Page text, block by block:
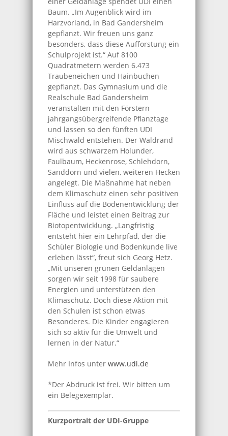
Baum. „Im Augenblick wird im
Harzvorland, in Bad Gandersheim
gepflanzt. Wir freuen uns ganz
besonders, dass diese Aufforstung ein
Schulprojekt ist.“ Auf 8100
Quadratmetern werden 6.473
Traubeneichen und Hainbuchen
gepflanzt. Das Gymnasium und die
Realschule Bad Gandersheim
veranstalten mit den Förstern
jahrgangsübergreifende Pflanztage
und lassen so den fünften UDI
Mischwald entstehen. Der Waldrand
wird aus schwarzem Holunder,
Faulbaum, Heckenrose, Schlehdorn,
Sanddorn und vielen, weiteren Hecken
angelegt. Die Maßnahme hat neben
dem Klimaschutz einen sehr positiven
Einfluss auf die Bodenentwicklung der
Fläche und leistet einen Beitrag zur
Biotopentwicklung. „Langfristig
entsteht hier ein Lehrpfad, der die
Schüler Biologie und Bodenkunde live
erleben lässt“, freut sich Georg Hetz.
„Mit unseren grünen Geldanlagen
sorgen wir seit 1998 für saubere
Energien und unterstützen den
Klimaschutz. Doch diese Aktion mit
den Schulen ist schon etwas
Besonderes. Die Kinder engagieren
sich so aktiv für die Umwelt und
lernen in der Natur.“
Mehr Infos unter www.udi.de
*Der Abdruck ist frei. Wir bitten um
ein Belegexemplar.
Kurzportrait der UDI-Gruppe